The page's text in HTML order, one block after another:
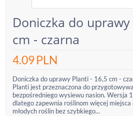
Doniczka do
cm - czarna
4.09PLN
Doniczka do uprawy Planti - 16,5 cm -
Planti jest przeznaczona do
bezpośredniego wysiewu nasion. Wersja
dlatego zapewnia roślinom więcej
młodych roślin bez szybkiego...